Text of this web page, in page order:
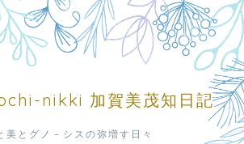
nikki 加賀美茂知日記
美とグノ－シスの弥増す日々